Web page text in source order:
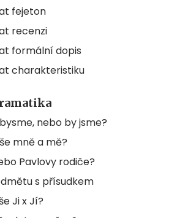
fejeton
recenzi
formální dopis
charakteristiku
nebo by jsme?
mně a mě?
Pavlovy rodiče?
s přísudkem
Ji x Jí?